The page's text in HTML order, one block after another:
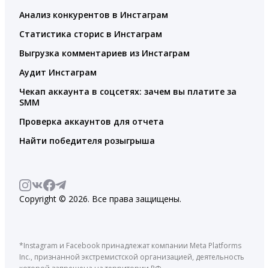
Анализ конкурентов в Инстаграм
Статистика сторис в Инстаграм
Выгрузка комментариев из Инстаграм
Аудит Инстаграм
Чекап аккаунта в соцсетях: зачем вы платите за
SMM
Проверка аккаунтов для отчета
Найти победителя розыгрыша
Copyright © 2026. Все права защищены.
*Instagram и Facebook принадлежат компании Meta Platforms
Inc., признанной экстремистской организацией, деятельность